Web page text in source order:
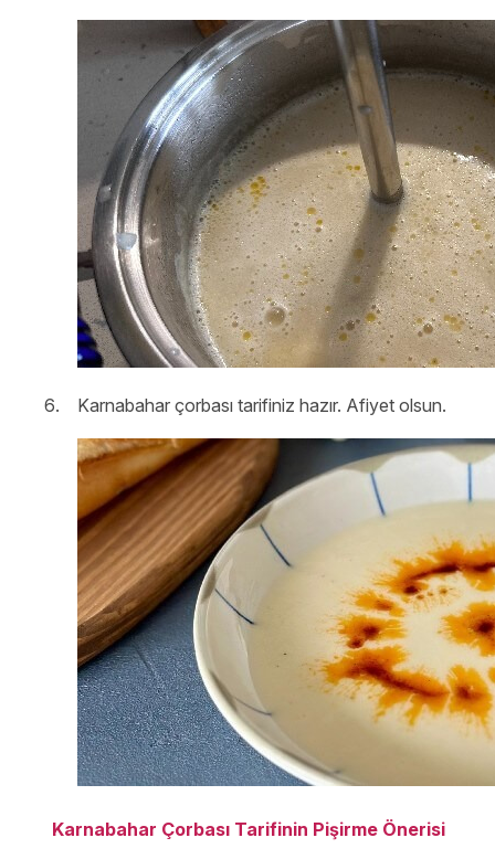
Karnabahar çorbası tarifiniz hazır. Afiyet olsun.
Karnabahar Çorbası Tarifinin Pişirme Önerisi